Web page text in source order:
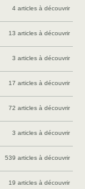
4 articles à découvrir
13 articles à découvrir
3 articles à découvrir
17 articles à découvrir
72 articles à découvrir
3 articles à découvrir
539 articles à découvrir
19 articles à découvrir